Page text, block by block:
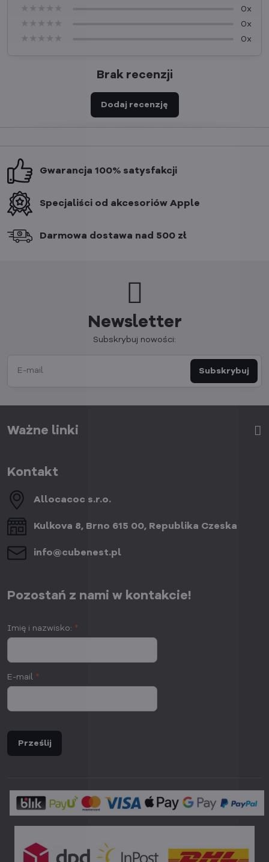
0x
0x
0x
Brak recenzji
Dodaj recenzję
Gwarancja 100% satysfakcji
Specjaliści od akcesoriów Apple
Darmowa dostawa nad 500 zł
Newsletter
Subskrybuj nowości:
Subskrybuj
Ważne linki
Kontakt
Allocacoc s​.r​.o​.
Kulkova 8, Brno 615 00, Republika Czeska
info​@cubenest​.pl
Pozostań z nami w kontakcie!
Imię i nazwisko: *
E-mail *
Prześlij